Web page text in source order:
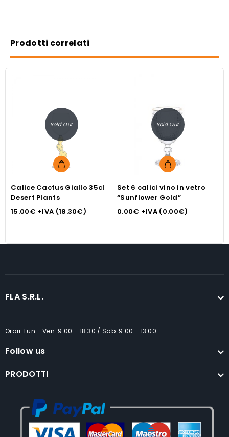
Prodotti correlati
Sold Out
Calice Cactus Giallo 35cl
Desert Plants
15.00€ +IVA (18.30€)
Sold Out
Set 6 calici vino in vetro
“Sunflower Gold”
0.00€ +IVA (0.00€)
FLA S.R.L.
Orari: Lun - Ven: 9:00 - 18:30 / Sab: 9:00 - 13:00
Follow us
PRODOTTI